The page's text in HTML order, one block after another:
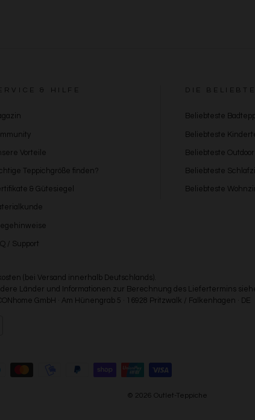
& HILFE
Vorteile
Teppichgröße finden?
& Gütesiegel
/ Support
DIE
Beliebteste
Beliebteste
Beliebteste
Beliebteste
Beliebteste
(bei Versand innerhalb Deutschlands).
Länder und Informationen zur Berechnung des Liefertermins
GmbH · Am Hünengrab 5 · 16928 Pritzwalk / Falkenhagen · DE
© 2026 Outlet-Teppiche